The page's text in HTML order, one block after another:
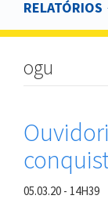
RELATÓRIOS
ogu
05.03.20 - 14H39